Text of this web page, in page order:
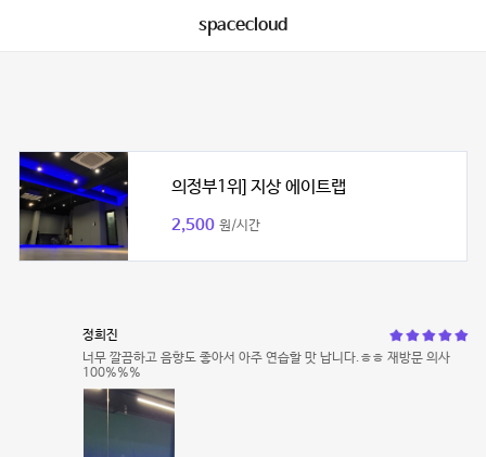
spacecloud
의정부1위] 지상 에이트랩
2,500 원/시간
정희진
너무 깔끔하고 음향도 좋아서 아주 연습할 맛 납니다.ㅎㅎ 재방문 의사
100%%%